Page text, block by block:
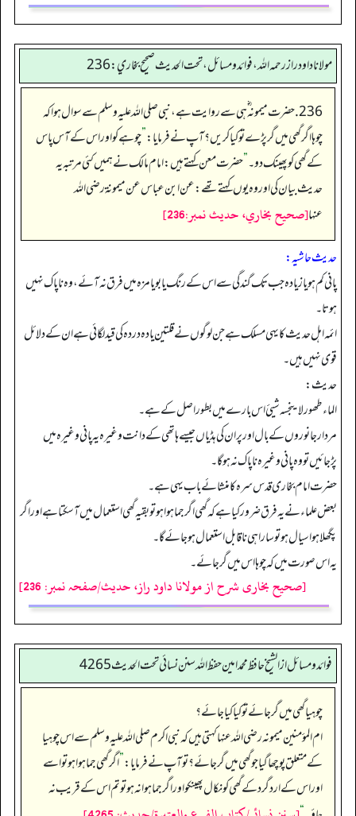
مولانا داود راز رحمه الله، فوائد و مسائل، تحت الحديث صحيح بخاري: 236
236. حضرت میمونہ ؓ ہی سے روایت ہے، نبی صلی اللہ علیہ وسلم سے سوال ہوا کہ
چوہا اگر گھی میں گر پڑے تو کیا کریں؟ آپ نے فرمایا:”چوہے کو اور اس کے آس پاس
کے گھی کو پھینک دو۔”حضرت معن کہتے ہیں: امام مالک نے ہمیں کئی مرتبہ یہ
حدیث بیان کی اور وہ یوں کہتے تھے: عن ابن عباس عن ميمونة رضى الله
عنها[صحيح بخاري، حديث نمبر:236]
حدیث حاشیہ:
پانی کم ہو یا زیادہ جب تک گندگی سے اس کے رنگ یا بو یا مزہ میں فرق نہ آئے، وہ ناپاک نہیں
ہوتا۔
ائمہ اہل حدیث کایہی مسلک ہے جن لوگوں نے قلتین یادہ دردہ کی قید لگائی ہے ان کے دلائل
قوی نہیں ہیں۔
حدیث:
الماء طھور لاینجسه شيئ اس بارے میں بطور اصل کے ہے۔
مردار جانوروں کے بال اور پر ان کی ہڈیاں جیسے ہاتھی کے دانت وغیرہ یہ پانی وغیرہ میں
پڑجائیں تو وہ پانی وغیرہ ناپاک نہ ہوگا۔
حضرت امام بخاری قدس سرہ کا منشائے باب یہی ہے۔
بعض علماء نے یہ فرق ضرور کیا ہے کہ گھی اگرجما ہوا ہو تو بقیہ گھی استعمال میں آسکتا ہے اور اگر
پگھلا ہوا سیال ہو تو سارا ہی ناقابل استعمال ہوجائے گا۔
یہ اس صورت میں کہ چوہا اس میں گر جائے۔
[صحیح بخاری شرح از مولانا داود راز، حدیث/صفحہ نمبر: 236]
فوائد ومسائل از الشيخ حافظ محمد امين حفظ الله سنن نسائي تحت الحديث4265
چوہیا گھی میں گر جائے تو کیا کیا جائے؟
ام المؤمنین میمونہ رضی اللہ عنہا کہتی ہیں کہ نبی اکرم صلی اللہ علیہ وسلم سے اس چوہیا
کے متعلق پوچھا گیا جو گھی میں گر جائے؟ تو آپ نے فرمایا:”اگر گھی جما ہوا ہو تو اسے
اور اس کے اردگرد کے گھی کو نکال پھینکو اور اگر جما ہوا نہ ہو تو تم اس کے قریب نہ